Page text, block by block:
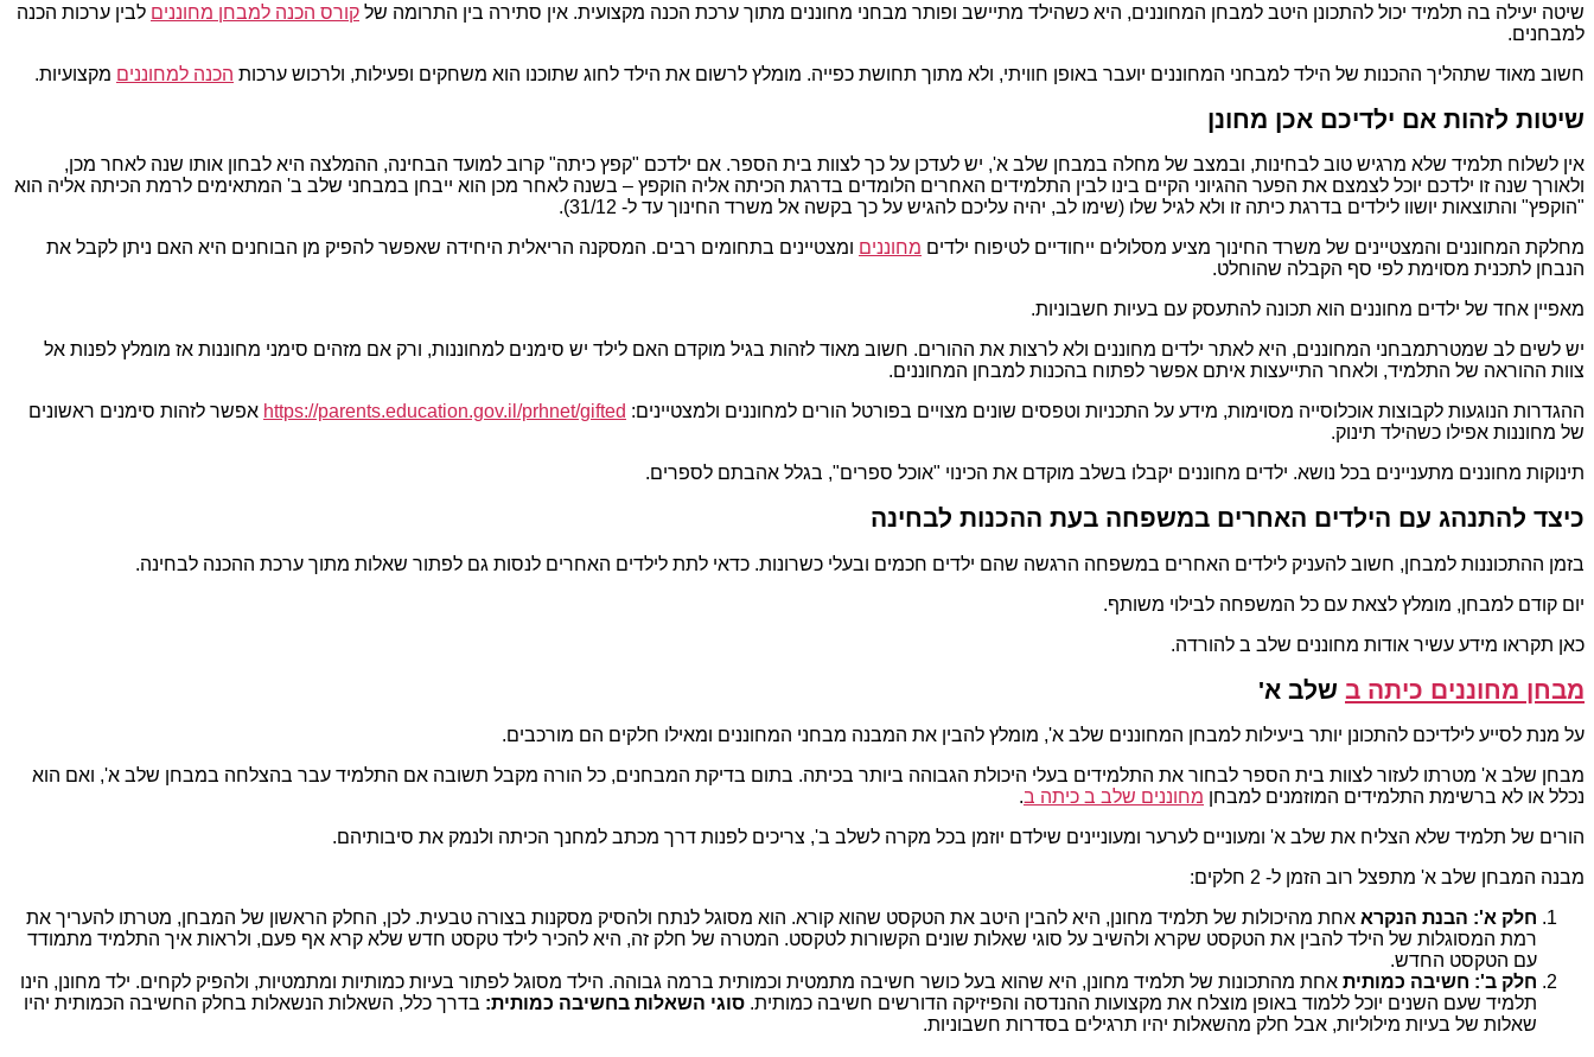
שיטה יעילה בה תלמיד יכול להתכונן היטב למבחן המחוננים, היא כשהילד מתיישב ופותר מבחני מחוננים מתוך ערכת הכנה מקצועית. אין סתירה בין התרומה של קורס הכנה למבחן מחוננים לבין ערכות הכנה
למבחנים.
חשוב מאוד שתהליך ההכנות של הילד למבחני המחוננים יועבר באופן חוויתי, ולא מתוך תחושת כפייה. מומלץ לרשום את הילד לחוג שתוכנו הוא משחקים ופעילות, ולרכוש ערכות הכנה למחוננים מקצועיות.
שיטות לזהות אם ילדיכם אכן מחונן
אין לשלוח תלמיד שלא מרגיש טוב לבחינות, ובמצב של מחלה במבחן שלב א', יש לעדכן על כך לצוות בית הספר. אם ילדכם "קפץ כיתה" קרוב למועד הבחינה, ההמלצה היא לבחון אותו שנה לאחר מכן,
ולאורך שנה זו ילדכם יוכל לצמצם את הפער ההגיוני הקיים בינו לבין התלמידים האחרים הלומדים בדרגת הכיתה אליה הוקפץ – בשנה לאחר מכן הוא ייבחן במבחני שלב ב' המתאימים לרמת הכיתה אליה הוא
"הוקפץ" והתוצאות יושוו לילדים בדרגת כיתה זו ולא לגיל שלו (שימו לב, יהיה עליכם להגיש על כך בקשה אל משרד החינוך עד ל- 31/12).
מחלקת המחוננים והמצטיינים של משרד החינוך מציע מסלולים ייחודיים לטיפוח ילדים מחוננים ומצטיינים בתחומים רבים. המסקנה הריאלית היחידה שאפשר להפיק מן הבוחנים היא האם ניתן לקבל את
הנבחן לתכנית מסוימת לפי סף הקבלה שהוחלט.
מאפיין אחד של ילדים מחוננים הוא תכונה להתעסק עם בעיות חשבוניות.
יש לשים לב שמטרתמבחני המחוננים, היא לאתר ילדים מחוננים ולא לרצות את ההורים. חשוב מאוד לזהות בגיל מוקדם האם לילד יש סימנים למחוננות, ורק אם מזהים סימני מחוננות אז מומלץ לפנות אל
צוות ההוראה של התלמיד, ולאחר התייעצות איתם אפשר לפתוח בהכנות למבחן המחוננים.
ההגדרות הנוגעות לקבוצות אוכלוסייה מסוימות, מידע על התכניות וטפסים שונים מצויים בפורטל הורים למחוננים ולמצטיינים: https://parents.education.gov.il/prhnet/gifted אפשר לזהות סימנים ראשונים
של מחוננות אפילו כשהילד תינוק.
תינוקות מחוננים מתעניינים בכל נושא. ילדים מחוננים יקבלו בשלב מוקדם את הכינוי "אוכל ספרים", בגלל אהבתם לספרים.
כיצד להתנהג עם הילדים האחרים במשפחה בעת ההכנות לבחינה
בזמן ההתכוננות למבחן, חשוב להעניק לילדים האחרים במשפחה הרגשה שהם ילדים חכמים ובעלי כשרונות. כדאי לתת לילדים האחרים לנסות גם לפתור שאלות מתוך ערכת ההכנה לבחינה.
יום קודם למבחן, מומלץ לצאת עם כל המשפחה לבילוי משותף.
כאן תקראו מידע עשיר אודות מחוננים שלב ב להורדה.
מבחן מחוננים כיתה ב שלב א'
על מנת לסייע לילדיכם להתכונן יותר ביעילות למבחן המחוננים שלב א', מומלץ להבין את המבנה מבחני המחוננים ומאילו חלקים הם מורכבים.
מבחן שלב א' מטרתו לעזור לצוות בית הספר לבחור את התלמידים בעלי היכולת הגבוהה ביותר בכיתה. בתום בדיקת המבחנים, כל הורה מקבל תשובה אם התלמיד עבר בהצלחה במבחן שלב א', ואם הוא
נכלל או לא ברשימת התלמידים המוזמנים למבחן מחוננים שלב ב כיתה ב.
הורים של תלמיד שלא הצליח את שלב א' ומעוניים לערער ומעוניינים שילדם יוזמן בכל מקרה לשלב ב', צריכים לפנות דרך מכתב למחנך הכיתה ולנמק את סיבותיהם.
מבנה המבחן שלב א' מתפצל רוב הזמן ל- 2 חלקים:
חלק א': הבנת הנקרא אחת מהיכולות של תלמיד מחונן, היא להבין היטב את הטקסט שהוא קורא. הוא מסוגל לנתח ולהסיק מסקנות בצורה טבעית. לכן, החלק הראשון של המבחן, מטרתו להעריך את
רמת המסוגלות של הילד להבין את הטקסט שקרא ולהשיב על סוגי שאלות שונים הקשורות לטקסט. המטרה של חלק זה, היא להכיר לילד טקסט חדש שלא קרא אף פעם, ולראות איך התלמיד מתמודד
עם הטקסט החדש.
חלק ב': חשיבה כמותית אחת מהתכונות של תלמיד מחונן, היא שהוא בעל כושר חשיבה מתמטית וכמותית ברמה גבוהה. הילד מסוגל לפתור בעיות כמותיות ומתמטיות, ולהפיק לקחים. ילד מחונן, הינו
תלמיד שעם השנים יוכל ללמוד באופן מוצלח את מקצועות ההנדסה והפיזיקה הדורשים חשיבה כמותית. סוגי השאלות בחשיבה כמותית: בדרך כלל, השאלות הנשאלות בחלק החשיבה הכמותית יהיו
שאלות של בעיות מילוליות, אבל חלק מהשאלות יהיו תרגילים בסדרות חשבוניות.